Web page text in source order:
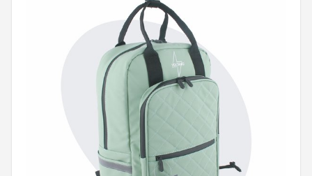
Elektrische fietsen
Mountainbikes
POPULAIRE MERKEN